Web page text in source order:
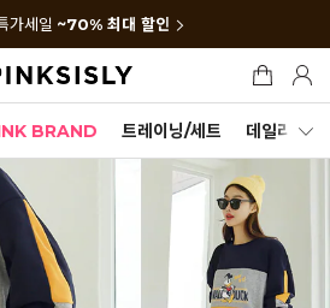
가세일 ~70% 최대 할인
BRAND 트레이닝/세트 데일리세트